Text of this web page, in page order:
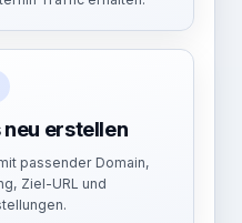
erstellen
passender Domain,
Ziel-URL und